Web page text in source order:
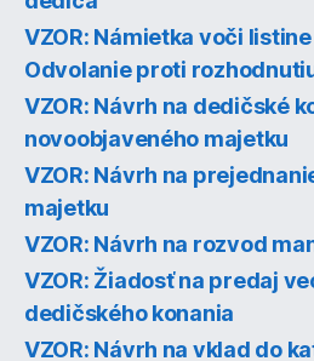
VZOR: Námietka voči
Odvolanie proti
VZOR: Návrh na dedičské
novoobjaveného majetku
VZOR: Návrh na
majetku
VZOR: Návrh na rozvod
VZOR: Žiadosť na predaj
dedičského konania
VZOR: Návrh na vklad do